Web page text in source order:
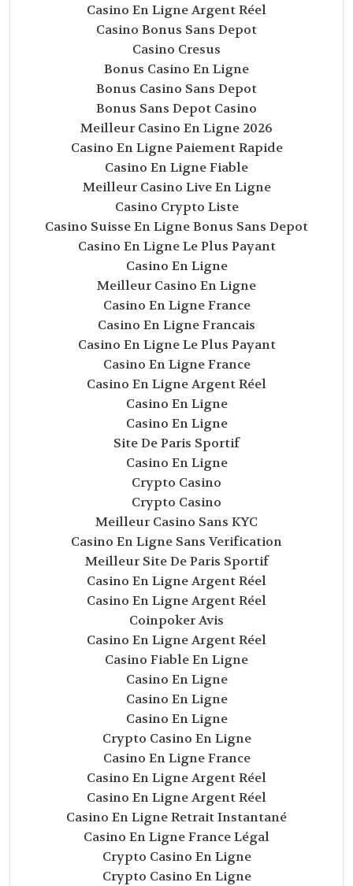
Casino En Ligne Argent Réel
Casino Bonus Sans Depot
Casino Cresus
Bonus Casino En Ligne
Bonus Casino Sans Depot
Bonus Sans Depot Casino
Meilleur Casino En Ligne 2026
Casino En Ligne Paiement Rapide
Casino En Ligne Fiable
Meilleur Casino Live En Ligne
Casino Crypto Liste
Casino Suisse En Ligne Bonus Sans Depot
Casino En Ligne Le Plus Payant
Casino En Ligne
Meilleur Casino En Ligne
Casino En Ligne France
Casino En Ligne Francais
Casino En Ligne Le Plus Payant
Casino En Ligne France
Casino En Ligne Argent Réel
Casino En Ligne
Casino En Ligne
Site De Paris Sportif
Casino En Ligne
Crypto Casino
Crypto Casino
Meilleur Casino Sans KYC
Casino En Ligne Sans Verification
Meilleur Site De Paris Sportif
Casino En Ligne Argent Réel
Casino En Ligne Argent Réel
Coinpoker Avis
Casino En Ligne Argent Réel
Casino Fiable En Ligne
Casino En Ligne
Casino En Ligne
Casino En Ligne
Crypto Casino En Ligne
Casino En Ligne France
Casino En Ligne Argent Réel
Casino En Ligne Argent Réel
Casino En Ligne Retrait Instantané
Casino En Ligne France Légal
Crypto Casino En Ligne
Crypto Casino En Ligne